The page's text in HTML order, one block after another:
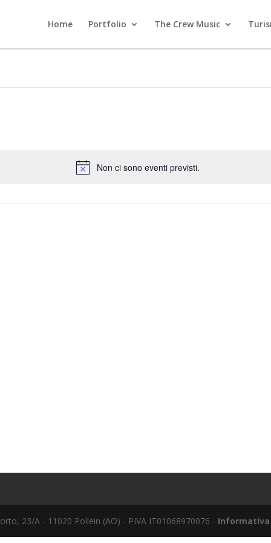
Home Portfolio The Crew Music
Notice
Non ci sono eventi previsti.
23/A - 11020 Pollein (AO) - PIVA IT01068970076 - Informativa